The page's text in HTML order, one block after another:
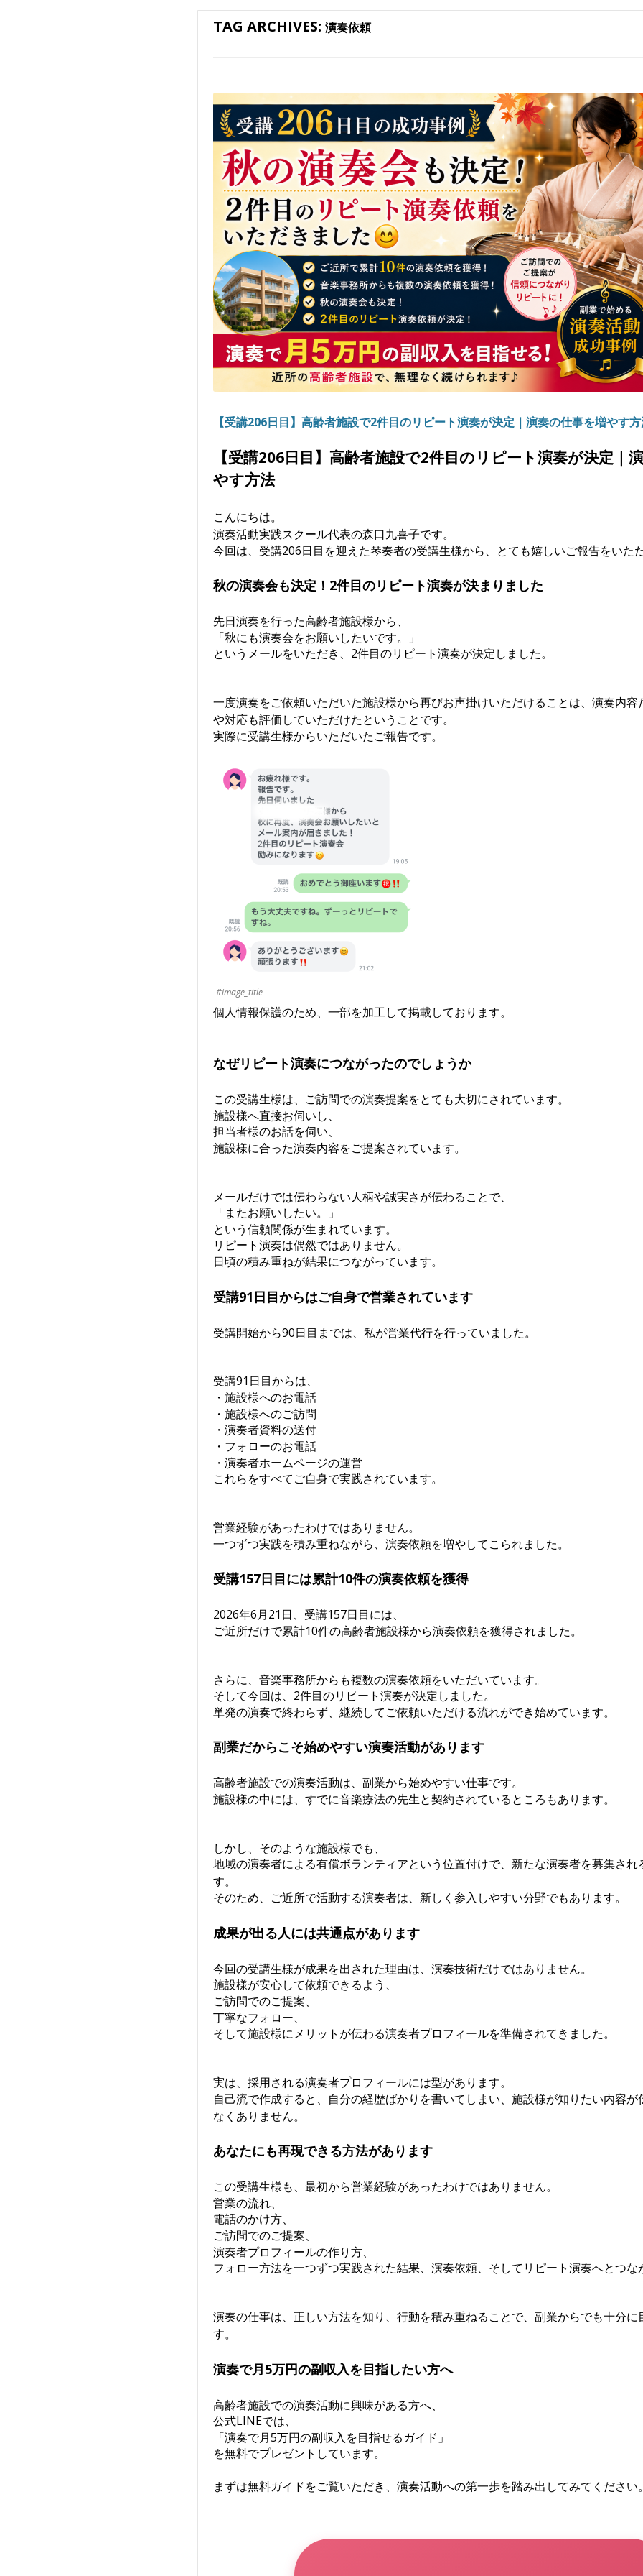
TAG ARCHIVES:演奏依頼
【受講206日目】高齢者施設で2件目のリピート演奏が決定｜演奏の仕事を増やす
【受講206日目】高齢者施設で2件目のリピート演奏が決定｜
やす方法
こんにちは。
演奏活動実践スクール代表の森口九喜子です。
今回は、受講206日目を迎えた琴奏者の受講生様から、とても嬉しいご報告をいただ
秋の演奏会も決定！2件目のリピート演奏が決まりました
先日演奏を行った高齢者施設様から、
「秋にも演奏会をお願いしたいです。」
というメールをいただき、2件目のリピート演奏が決定しました。
一度演奏をご依頼いただいた施設様から再びお声掛けいただけることは、演奏内容
や対応も評価していただけたということです。
実際に受講生様からいただいたご報告です。
#image_title
個人情報保護のため、一部を加工して掲載しております。
なぜリピート演奏につながったのでしょうか
この受講生様は、ご訪問での演奏提案をとても大切にされています。
施設様へ直接お伺いし、
担当者様のお話を伺い、
施設様に合った演奏内容をご提案されています。
メールだけでは伝わらない人柄や誠実さが伝わることで、
「またお願いしたい。」
という信頼関係が生まれています。
リピート演奏は偶然ではありません。
日頃の積み重ねが結果につながっています。
受講91日目からはご自身で営業されています
受講開始から90日目までは、私が営業代行を行っていました。
受講91日目からは、
・施設様へのお電話
・施設様へのご訪問
・演奏者資料の送付
・フォローのお電話
・演奏者ホームページの運営
これらをすべてご自身で実践されています。
営業経験があったわけではありません。
一つずつ実践を積み重ねながら、演奏依頼を増やしてこられました。
受講157日目には累計10件の演奏依頼を獲得
2026年6月21日、受講157日目には、
ご近所だけで累計10件の高齢者施設様から演奏依頼を獲得されました。
さらに、音楽事務所からも複数の演奏依頼をいただいています。
そして今回は、2件目のリピート演奏が決定しました。
単発の演奏で終わらず、継続してご依頼いただける流れができ始めています。
副業だからこそ始めやすい演奏活動があります
高齢者施設での演奏活動は、副業から始めやすい仕事です。
施設様の中には、すでに音楽療法の先生と契約されているところもあります。
しかし、そのような施設様でも、
地域の演奏者による有償ボランティアという位置付けで、新たな演奏者を募集され
す。
そのため、ご近所で活動する演奏者は、新しく参入しやすい分野でもあります。
成果が出る人には共通点があります
今回の受講生様が成果を出された理由は、演奏技術だけではありません。
施設様が安心して依頼できるよう、
ご訪問でのご提案、
丁寧なフォロー、
そして施設様にメリットが伝わる演奏者プロフィールを準備されてきました。
実は、採用される演奏者プロフィールには型があります。
自己流で作成すると、自分の経歴ばかりを書いてしまい、施設様が知りたい内容
なくありません。
あなたにも再現できる方法があります
この受講生様も、最初から営業経験があったわけではありません。
営業の流れ、
電話のかけ方、
ご訪問でのご提案、
演奏者プロフィールの作り方、
フォロー方法を一つずつ実践された結果、演奏依頼、そしてリピート演奏へとつな
演奏の仕事は、正しい方法を知り、行動を積み重ねることで、副業からでも十分に
す。
演奏で月5万円の副収入を目指したい方へ
高齢者施設での演奏活動に興味がある方へ、
公式LINEでは、
「演奏で月5万円の副収入を目指せるガイド」
を無料でプレゼントしています。
まずは無料ガイドをご覧いただき、演奏活動への第一歩を踏み出してみてください。